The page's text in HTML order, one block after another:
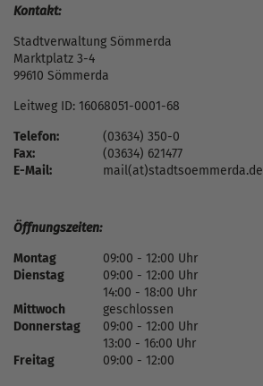
Kontakt:
Stadtverwaltung Sömmerda
Marktplatz 3-4
99610 Sömmerda
Leitweg ID: 16068051-0001-68
Telefon:
(03634) 350-0
Fax:
(03634) 621477
E-Mail:
mail(at)stadtsoemmerda.de
Öffnungszeiten:
Montag
09:00 - 12:00 Uhr
Dienstag
09:00 - 12:00 Uhr
14:00 - 18:00 Uhr
Mittwoch
geschlossen
Donnerstag
09:00 - 12:00 Uhr
13:00 - 16:00 Uhr
Freitag
09:00 - 12:00